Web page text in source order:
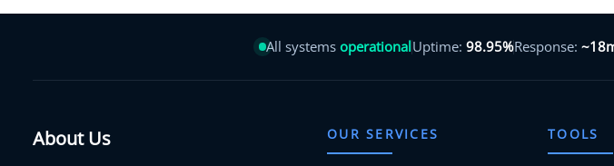
All systemsoperationalUptime:98.95%Response:
About Us OUR SERVICES TOOLS